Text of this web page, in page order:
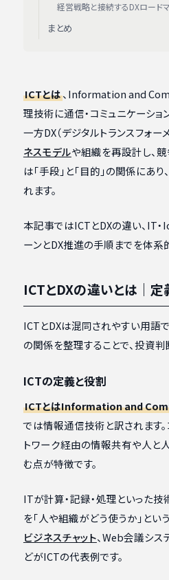
ICTとは、Information and
理技術に通信・コミュニケーシ
一方DX（デジタルトランスフォー
ネスモデルや組織を再設計し、
は「手段」と「目的」の関係にあ
れます。
本記事ではICTとDXの違い、IT
ーンとDX推進の手順までを体系
ICTとDXの違いとは｜定
ICTとDXは混同されやすい用語
の関係を整理することで、投資
ICTの定義と役割
ICTとはInformation and
では情報通信技術と訳されます
トワーク経由の情報共有や人と
む点が特徴です。
ITが計算・記録・処理といった
を「人や組織がどう使うか」と
ビジネスチャット、Web会議シス
どがICTの代表例です。
経営戦略と接続するDXロード
まとめ